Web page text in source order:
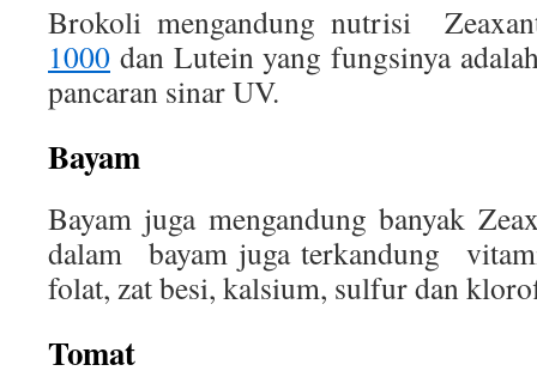
Brokoli mengandung nutrisi
1000 dan Lutein yang fungsinya
pancaran sinar UV.
Bayam
Bayam juga mengandung banyak
dalam bayam juga terkandung
folat, zat besi, kalsium, sulfur dan
Tomat